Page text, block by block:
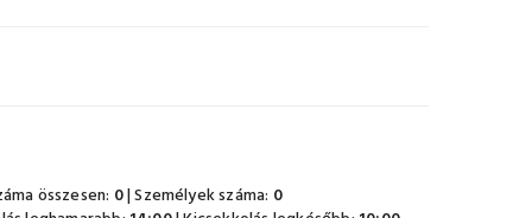
összesen: 0| Személyek száma: 0